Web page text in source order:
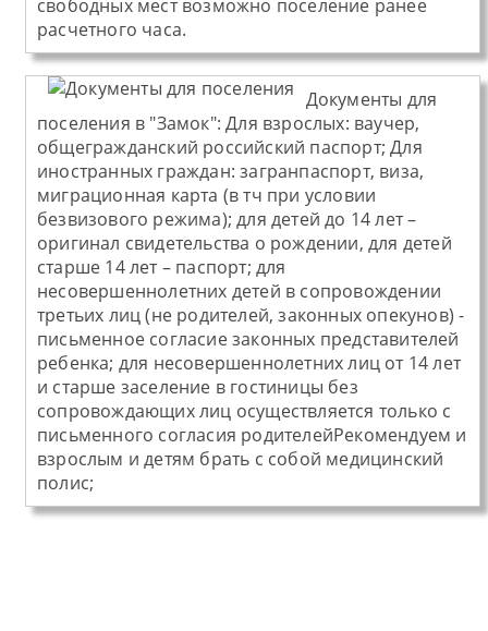
свободных мест возможно поселение ранее
расчетного часа.
Документы для
поселения в "Замок":Для взрослых: ваучер,
общегражданский российский паспорт; Для
иностранных граждан: загранпаспорт, виза,
миграционная карта (в тч при условии
безвизового режима); для детей до 14 лет –
оригинал свидетельства о рождении, для детей
старше 14 лет – паспорт; для
несовершеннолетних детей в сопровождении
третьих лиц (не родителей, законных опекунов) -
письменное согласие законных представителей
ребенка; для несовершеннолетних лиц от 14 лет
и старше заселение в гостиницы без
сопровождающих лиц осуществляется только с
письменного согласия родителейРекомендуем и
взрослым и детям брать с собой медицинский
полис;